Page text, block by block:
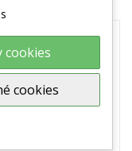
utkání
apod. se
Velmi
cookies
cookies